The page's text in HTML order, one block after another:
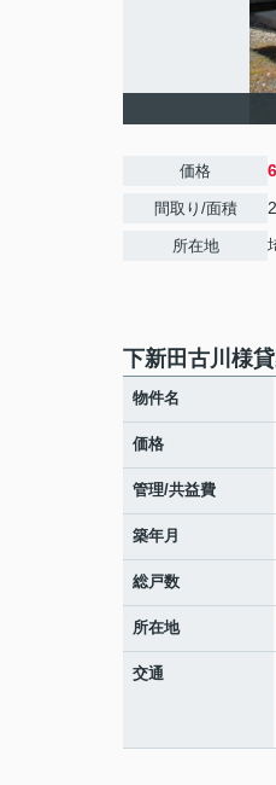
価格
間取り/面積
所在地
下新田古川様
物件名
価格
管理/共益費
築年月
総戸数
所在地
交通